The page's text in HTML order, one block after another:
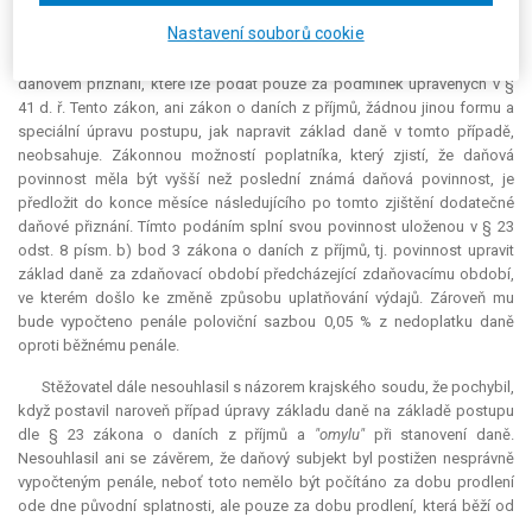
přivolení. Jediným zákonem stanoveným způsobem, jak mohl poplatník
daňovém přiznání, které lze podat pouze za podmínek upravených v §
41 d. ř. Tento zákon, ani zákon o daních z příjmů, žádnou jinou formu a
speciální úpravu postupu, jak napravit základ daně v tomto případě,
neobsahuje. Zákonnou možností poplatníka, který zjistí, že daňová
povinnost měla být vyšší než poslední známá daňová povinnost, je
předložit do konce měsíce následujícího po tomto zjištění dodatečné
daňové přiznání. Tímto podáním splní svou povinnost uloženou v § 23
odst. 8 písm. b) bod 3 zákona o daních z příjmů, tj. povinnost upravit
základ daně za zdaňovací období předcházející zdaňovacímu období,
ve kterém došlo ke změně způsobu uplatňování výdajů. Zároveň mu
bude vypočteno penále poloviční sazbou 0,05 % z nedoplatku daně
oproti běžnému penále.
Stěžovatel dále nesouhlasil s názorem krajského soudu, že pochybil,
když postavil naroveň případ úpravy základu daně na základě postupu
dle § 23 zákona o daních z příjmů a "omylu"při stanovení daně.
Nesouhlasil ani se závěrem, že daňový subjekt byl postižen nesprávně
vypočteným penále, neboť toto nemělo být počítáno za dobu prodlení
ode dne původní splatnosti, ale pouze za dobu prodlení, která běží od
Nastavení souborů cookie